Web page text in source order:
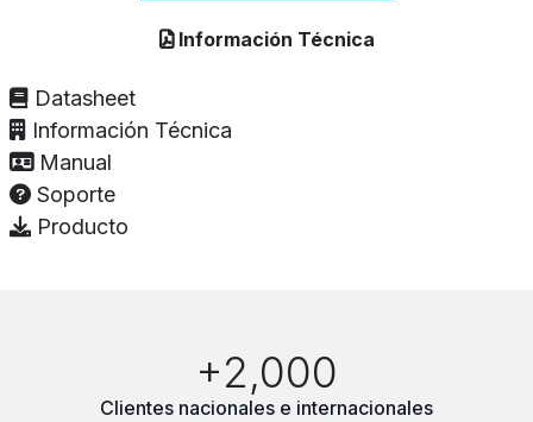
Información Técnica
Datasheet
Información Técnica
Manual
Soporte
Producto
+2,000
Clientes nacionales e internacionales